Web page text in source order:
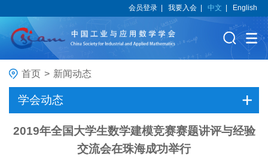
会员登录 |我要入会 |中文 English
首页 > 新闻动态
学会动态
2019年全国大学生数学建模竞赛赛题讲评与经验
交流会在珠海成功举行